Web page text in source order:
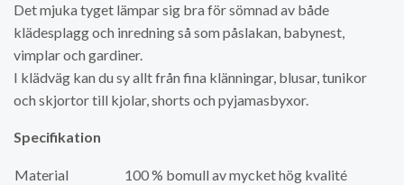
Det mjuka tyget lämpar sig bra för sömnad av både
klädesplagg och inredning så som påslakan, babynest,
vimplar och gardiner.
I klädväg kan du sy allt från fina klänningar, blusar, tunikor
och skjortor till kjolar, shorts och pyjamasbyxor.
Specifikation
Material
100 % bomull av mycket hög kvalité